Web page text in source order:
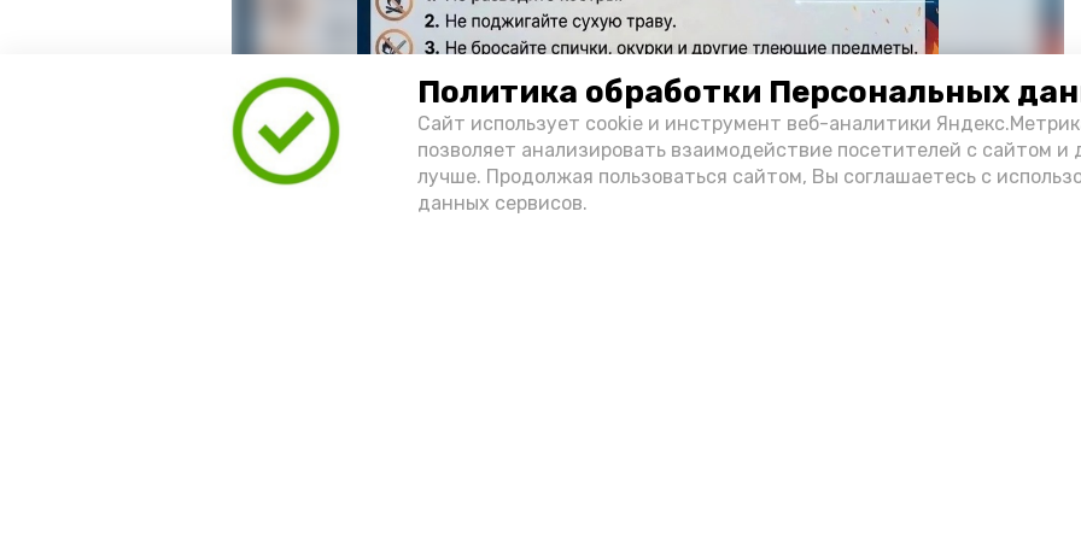
Политика обработки Персональных
Сайт использует cookie и инструмент веб-аналитики
позволяет анализировать взаимодействие посетителей с сайтом и
лучше. Продолжая пользоваться сайтом, Вы соглашаетесь с
данных сервисов.